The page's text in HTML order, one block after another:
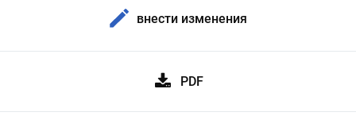
внести изменения
PDF